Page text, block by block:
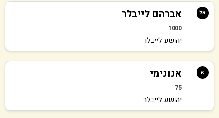
אברהם לייבלר
1000
יהושע לייבלר
אל
אנונימי
75
יהושע לייבלר
א